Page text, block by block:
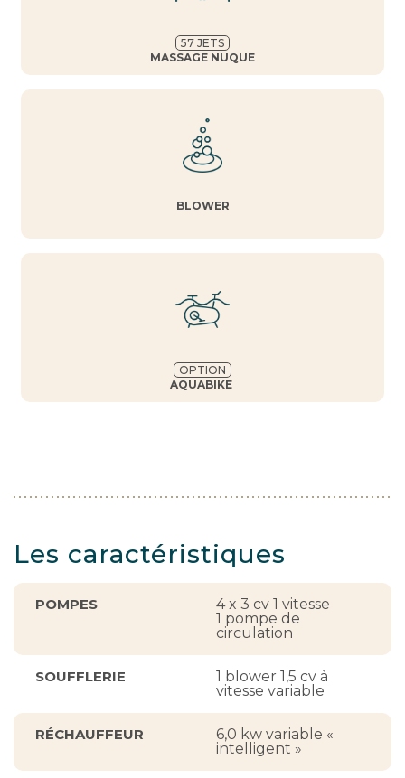
57 JETS
MASSAGE NUQUE
BLOWER
OPTION
AQUABIKE
Les caractéristiques
POMPES
4 x 3 cv 1 vitesse
1 pompe de
circulation
SOUFFLERIE
1 blower 1,5 cv à
vitesse variable
RÉCHAUFFEUR
6,0 kw variable «
intelligent »